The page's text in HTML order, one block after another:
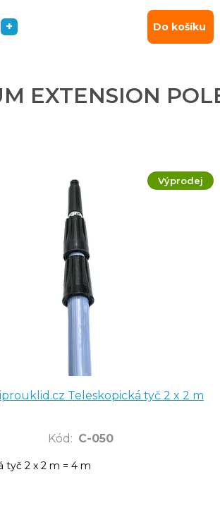
+ Do košíku
EXTENSION
Výprodej
Teleskopická tyč 2 x 2 m
Kód : C-050
tyč 2 x 2 m = 4 m